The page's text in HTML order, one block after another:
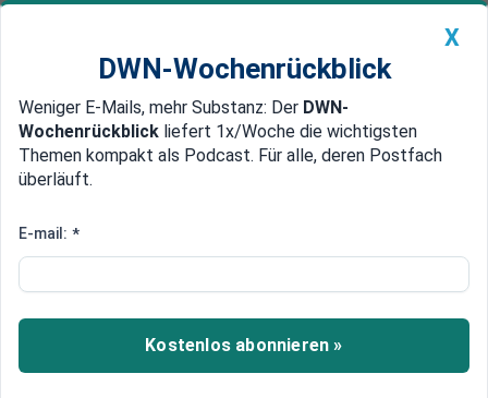
Newsticker MEIN DWN: Geldanlage Premium
Edelmetalle DWN-Magazin China
Wall Street bebt: Trumps Zölle
Die US-Börsen erleben einen dramatischen
Rückschlag: Trumps sprunghafte Zollpolitik und
Massenentlassungen schüren
X
DWN-Wochenrückblick
Weniger E-Mails, mehr Substanz: Der DWN-
Wochenrückblick liefert 1x/Woche die wichtigsten
Themen kompakt als Podcast. Für alle, deren Postfach
überläuft.
E-mail: *
Kostenlos abonnieren »